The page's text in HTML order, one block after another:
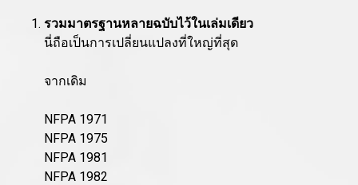
รวมมาตรฐานหลายฉบับไว้ในเล่มเดียว
นี่ถือเป็นการเปลี่ยนแปลงที่ใหญ่ที่สุด
จากเดิม
NFPA 1971
NFPA 1975
NFPA 1981
NFPA 1982